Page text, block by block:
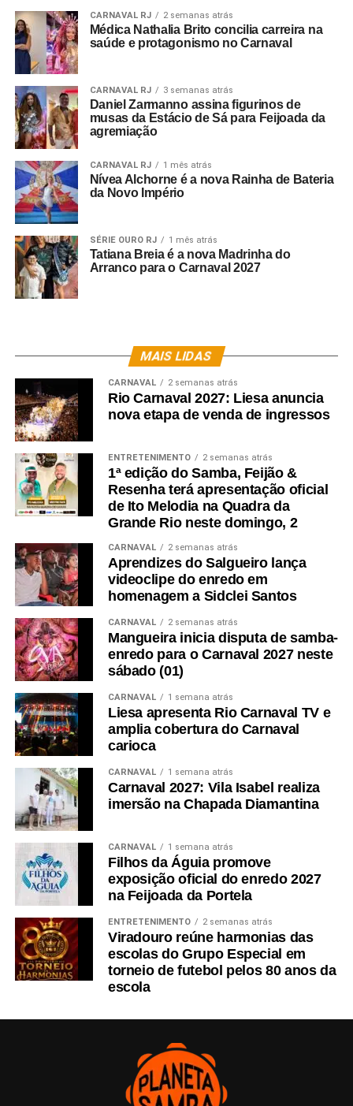
Fé
substantivo feminino
1. confiança absoluta (em alguém ou em algo); crédito.
2. RELIGIÃO: no catolicismo, a primeira das três
virtudes teologais.
que poderíamos ter
chegado até aqui.
Fé é o que nos move, o que nos faz resilientes. Fé em
Fé em Bom Jesus dos Navegantes, em Oxalá ou Senhor
do Bonfim.
Na nossa essência, fé em nossa Mãe Aparecida.
profanamos, e é a fé que
nos equilibra.
Embelezar
Tornar mais belo, enfeitar, ornar: embelezar a casa; o
sonho embeleza a realidade. Embelezar uma
história, orná-la em detrimento da verdade.
Para a Mancha Verde, todas as pessoas têm o direito de
buscar sua beleza. Tem gente que se embeleza para ir à
missa, no culto, no terreiro, para professar sua fé.
Tem gente que se embeleza para curtir, dançar, brincar,
seduzir.
Todos buscam assim se realizar e se afirmar. Todos
buscam encontrar a beleza
da vida e a felicidade.
Profanar
Verbo transitivo direto
tratar com irreverência, desrespeitar a santidade de.
tratar desrespeitosamente; ofender, afrontar, macular.
Para a Mancha Verde, profanar é aproveitar de forma
irreverente o que a vida nos
proporciona.
Curtir, se afirmar, amar, beber, comer, dançar, sensualizar,
CARNAVAL RJ 2 semanas atrás
Médica Nathalia Brito concilia carreira na
saúde e protagonismo no Carnaval
CARNAVAL RJ 3 semanas atrás
Daniel Zarmanno assina figurinos de
musas da Estácio de Sá para Feijoada da
agremiação
CARNAVAL RJ 1 mês atrás
Nívea Alchorne é a nova Rainha de Bateria
da Novo Império
SÉRIE OURO RJ 1 mês atrás
Tatiana Breia é a nova Madrinha do
Arranco para o Carnaval 2027
MAIS LIDAS
CARNAVAL 2 semanas atrás
Rio Carnaval 2027: Liesa anuncia
nova etapa de venda de ingressos
ENTRETENIMENTO 2 semanas atrás
1ª edição do Samba, Feijão &
Resenha terá apresentação oficial
de Ito Melodia na Quadra da
Grande Rio neste domingo, 2
CARNAVAL 2 semanas atrás
Aprendizes do Salgueiro lança
videoclipe do enredo em
homenagem a Sidclei Santos
CARNAVAL 2 semanas atrás
Mangueira inicia disputa de samba-
enredo para o Carnaval 2027 neste
sábado (01)
CARNAVAL 1 semana atrás
Liesa apresenta Rio Carnaval TV e
amplia cobertura do Carnaval
carioca
CARNAVAL 1 semana atrás
Carnaval 2027: Vila Isabel realiza
imersão na Chapada Diamantina
CARNAVAL 1 semana atrás
Filhos da Águia promove
exposição oficial do enredo 2027
na Feijoada da Portela
ENTRETENIMENTO 2 semanas atrás
Viradouro reúne harmonias das
escolas do Grupo Especial em
torneio de futebol pelos 80 anos da
escola